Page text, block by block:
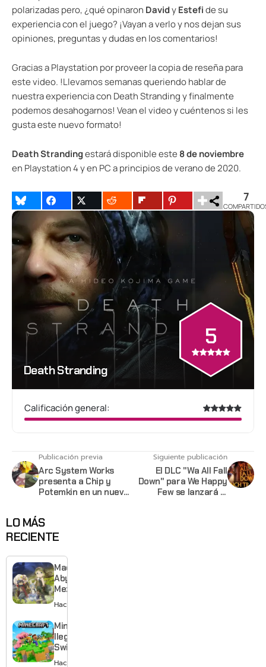
polarizadas pero, ¿qué opinaron DavidyEstefide su
experiencia con el juego? ¡Vayan a verlo y nos dejan sus
opiniones, preguntas y dudas en los comentarios!
Gracias a Playstation por proveer la copia de reseña para
este video. !Llevamos semanas queriendo hablar de
nuestra experiencia con Death Stranding y finalmente
podemos desahogarnos! Vean el video y cuéntenos si les
gusta este nuevo formato!
Death Strandingestará disponible este 8 de noviembre
en Playstation 4 y en PC a principios de verano de 2020.
7
5
Death Stranding
Calificación general:
Publicación previa
Arc System Works
presenta a Chip y
Potemkin en un nuevo
Siguiente publicación
El DLC "Wa All Fall
Down" para We Happy
Few se lanzará la
LO MÁS
RECIENTE
Made in
Abyss:
Mezameru
Shinpi
revela
nuevo
tráiler,
reparto y
tema
musical
Hace 1 hora
Minecraft
llega a
Switch 2
con
Hace 5